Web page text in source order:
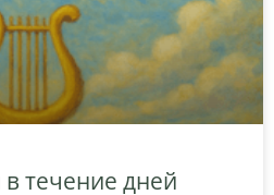
течение дней